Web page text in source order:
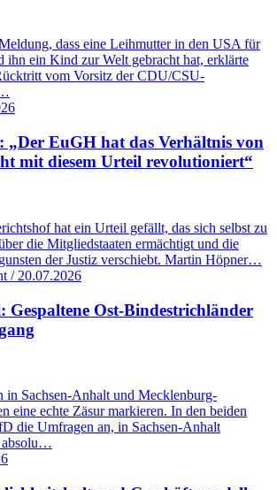
dass eine Leihmutter in den USA für
ihn ein Kind zur Welt gebracht hat, erklärte
vom Vorsitz der CDU/CSU-
EuGH hat das Verhältnis von
mit diesem Urteil revolutioniert“
hat ein Urteil gefällt, das sich selbst zu
die Mitgliedstaaten ermächtigt und die
der Justiz verschiebt. Martin Höpner…
/ 20.07.2026
Gespaltene Ost-Bindestrichländer
in Sachsen-Anhalt und Mecklenburg-
eine echte Zäsur markieren. In den beiden
die Umfragen an, in Sachsen-Anhalt
absolu…